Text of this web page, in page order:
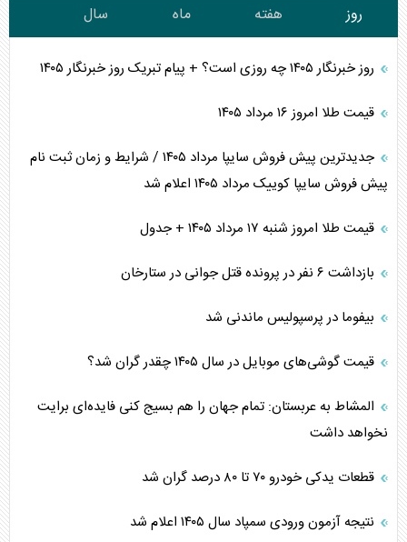
روز هفته ماه سال
روز خبرنگار ۱۴۰۵ چه روزی است؟ + پیام تبریک روز خبرنگار ۱۴۰۵
قیمت طلا امروز ۱۶ مرداد ۱۴۰۵
جدیدترین پیش فروش سایپا مرداد ۱۴۰۵ / شرایط و زمان ثبت نام
پیش فروش سایپا کوییک مرداد ۱۴۰۵ اعلام شد
قیمت طلا امروز شنبه ۱۷ مرداد ۱۴۰۵ + جدول
بازداشت ۶ نفر در پرونده قتل جوانی در ستارخان
بیفوما در پرسپولیس ماندنی شد
قیمت گوشی‌های موبایل در سال ۱۴۰۵ چقدر گران شد؟
المشاط به عربستان: تمام جهان را هم بسیج کنی فایده‌ای برایت
نخواهد داشت
قطعات یدکی خودرو ۷۰ تا ۸۰ درصد گران شد
نتیجه آزمون ورودی سمپاد سال ۱۴۰۵ اعلام شد